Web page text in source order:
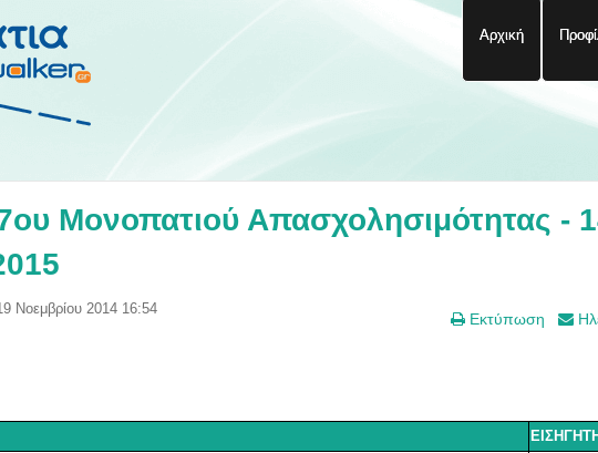
Αρχική
Μονοπατιού Απασχολησιμότητας -
Εκτύπωση
Νοεμβρίου 2014 16:54